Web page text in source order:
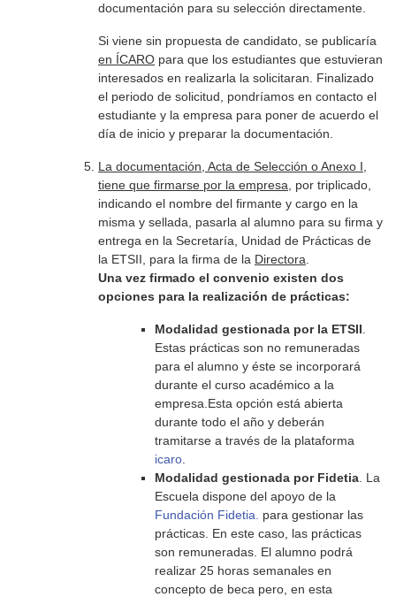
documentación para su selección directamente.
Si viene sin propuesta de candidato, se publicaría
en ÍCARO para que los estudiantes que estuvieran
interesados en realizarla la solicitaran. Finalizado
el periodo de solicitud, pondríamos en contacto el
estudiante y la empresa para poner de acuerdo el
día de inicio y preparar la documentación.
La documentación, Acta de Selección o Anexo I,
tiene que firmarse por la empresa , por triplicado,
indicando el nombre del firmante y cargo en la
misma y sellada, pasarla al alumno para su firma y
entrega en la Secretaría, Unidad de Prácticas de
la ETSII, para la firma de la Directora
Una vez firmado el convenio existen dos
opciones para la realización de prácticas:
Modalidad gestionada por la ETSII
Estas prácticas son no remuneradas
para el alumno y éste se incorporará
durante el curso académico a la
empresa.Esta opción está abierta
durante todo el año y deberán
tramitarse a través de la plataforma
icaro
Modalidad gestionada por Fidetia . La
Escuela dispone del apoyo de la
Fundación Fidetia.
para gestionar las
prácticas. En este caso, las prácticas
son remuneradas. El alumno podrá
realizar 25 horas semanales en
concepto de beca pero, en esta